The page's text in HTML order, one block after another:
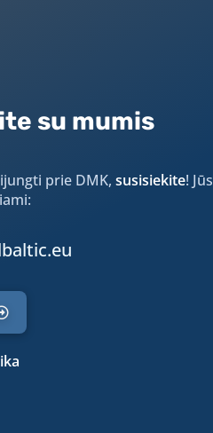
su mumis
prie DMK, susisiekite! Jūs